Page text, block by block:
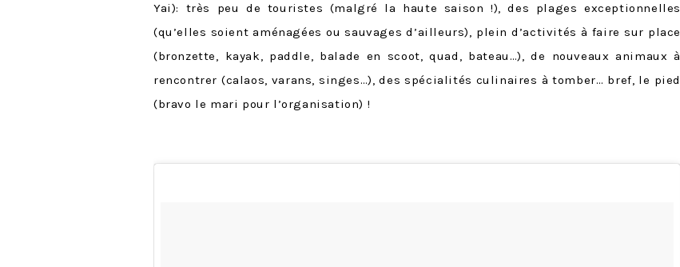
Yai): très peu de touristes (malgré la haute saison !), des plages exceptionnelles
(qu’elles soient aménagées ou sauvages d’ailleurs), plein d’activités à faire sur place
(bronzette, kayak, paddle, balade en scoot, quad, bateau…), de nouveaux animaux à
rencontrer (calaos, varans, singes…), des spécialités culinaires à tomber… bref, le pied
(bravo le mari pour l’organisation) !